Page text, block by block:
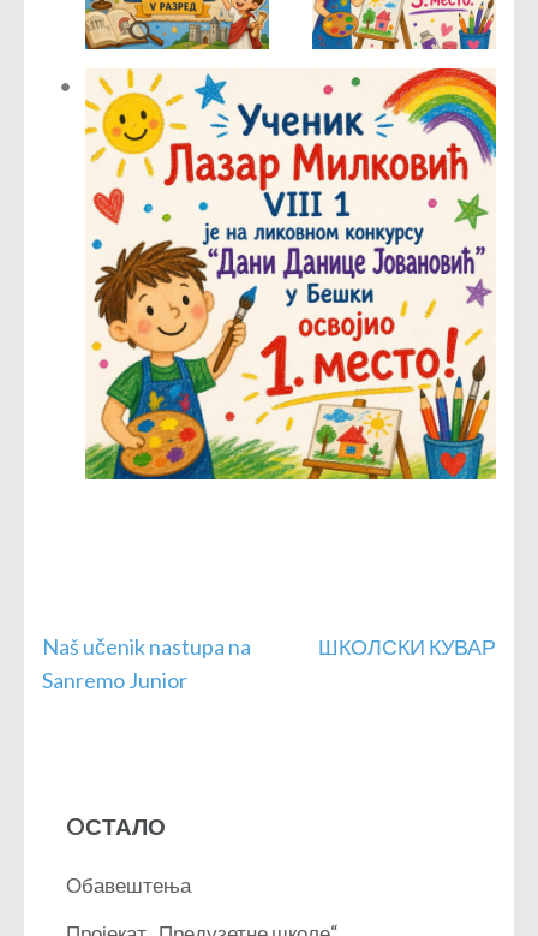
Кретање
чланка
Naš učenik nastupa na
Sanremo Junior
ШКОЛСКИ КУВАР
OСТАЛО
Обавештења